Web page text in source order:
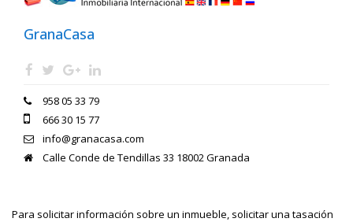
GranaCasa
958 05 33 79
666 30 15 77
info@granacasa.com
Calle Conde de Tendillas 33 18002 Granada
Para solicitar información sobre un inmueble, solicitar una tasación